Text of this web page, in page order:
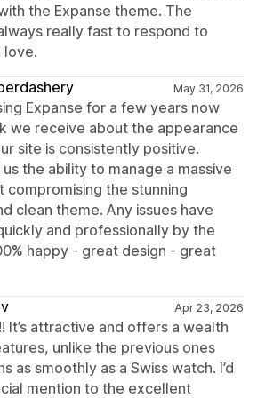
the Expanse theme. The
really fast to respond to
love.
May 31, 2026
Expanse for a few years now
we receive about the appearance
site is consistently positive.
the ability to manage a massive
compromising the stunning
clean theme. Any issues have
and professionally by the
happy - great design - great
Apr 23, 2026
It’s attractive and offers a wealth
unlike the previous ones
as smoothly as a Swiss watch. I’d
mention to the excellent